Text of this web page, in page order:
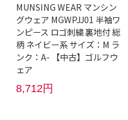
MUNSING WEAR マンシン
グウェア MGWPJJ01 半袖ワ
ンピース ロゴ刺繍 裏地付 総
柄 ネイビー系 サイズ：M ラ
ンク：A- 【中古】ゴルフウ
ェア
8,712円